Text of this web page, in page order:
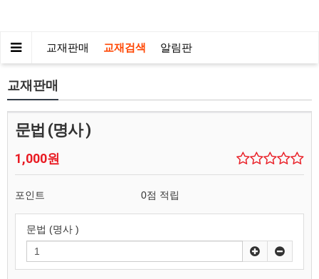
교재판매 교재검색 알림판
교재판매
문법 (명사 )
1,000원
포인트 0점 적립
문법 (명사 )